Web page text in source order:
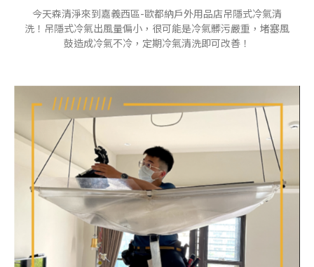
今天森清淨來到嘉義西區-歐都納戶外用品店吊隱式冷氣清
洗！吊隱式冷氣出風量偏小，很可能是冷氣髒污嚴重，堵塞風
鼓造成冷氣不冷，定期冷氣清洗即可改善！